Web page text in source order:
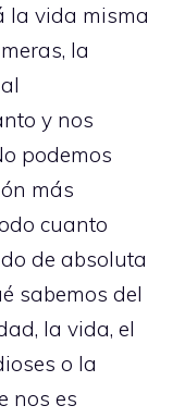
la vida misma
la
y nos
podemos
más
cuanto
de absoluta
sabemos del
la vida, el
o la
nos es